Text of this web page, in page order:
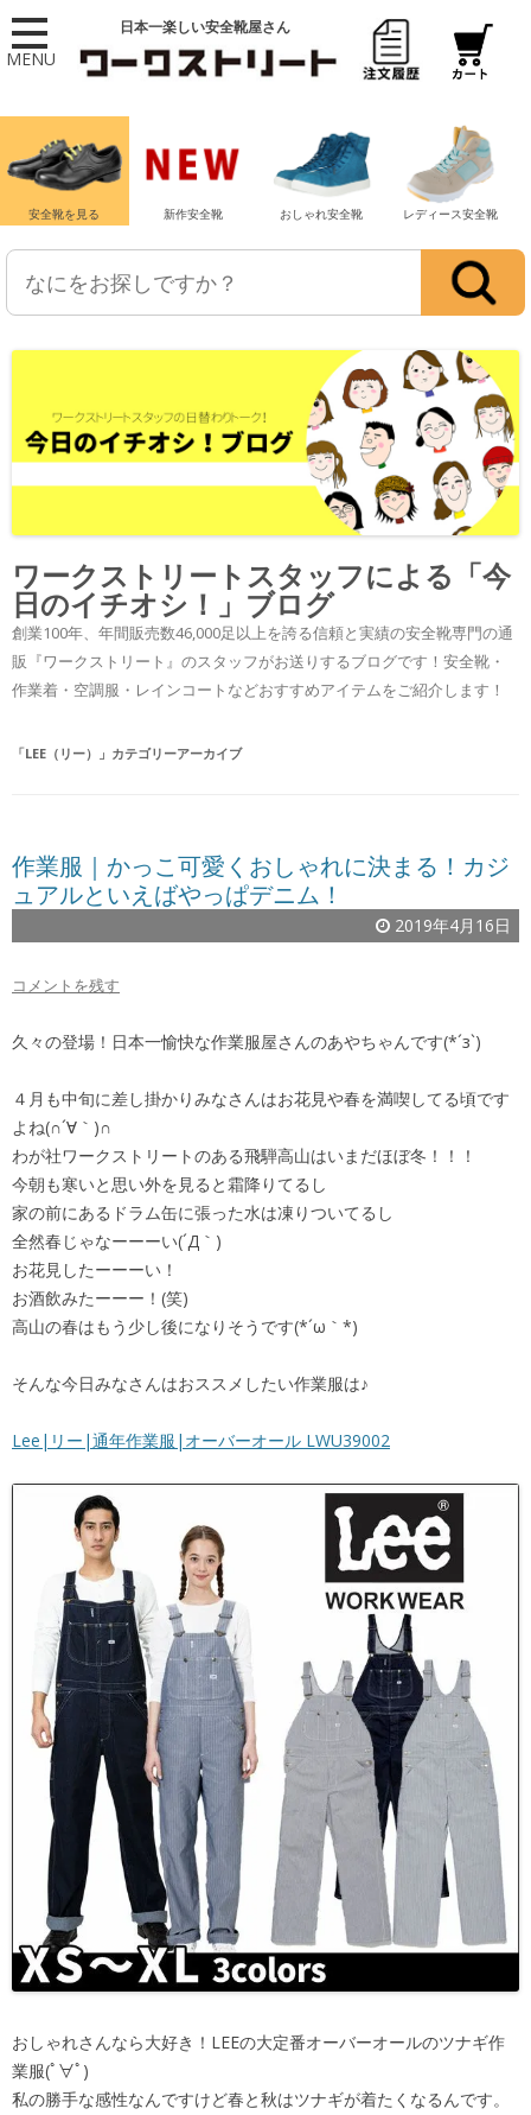
MENU
日本一楽しい安全靴屋さん
安全靴を見る 新作安全靴 おしゃれ安全靴 レディース安全靴
ワークストリートスタッフによる「今
日のイチオシ！」ブログ
創業100年、年間販売数46,000足以上を誇る信頼と実績の安全靴専門の通
販『ワークストリート』のスタッフがお送りするブログです！安全靴・
作業着・空調服・レインコートなどおすすめアイテムをご紹介します！
「LEE（リー） 」カテゴリーアーカイブ
作業服｜かっこ可愛くおしゃれに決まる！カジ
ュアルといえばやっぱデニム！
2019年4月16日
コメントを残す
久々の登場！日本一愉快な作業服屋さんのあやちゃんです(*´з`)
４月も中旬に差し掛かりみなさんはお花見や春を満喫してる頃です
よね(∩´∀｀)∩
わが社ワークストリートのある飛騨高山はいまだほぼ冬！！！
今朝も寒いと思い外を見ると霜降りてるし
家の前にあるドラム缶に張った水は凍りついてるし
全然春じゃなーーーい(´Д｀)
お花見したーーーい！
お酒飲みたーーー！(笑)
高山の春はもう少し後になりそうです(*´ω｀*)
そんな今日みなさんはおススメしたい作業服は♪
Lee|リー|通年作業服|オーバーオール LWU39002
おしゃれさんなら大好き！LEEの大定番オーバーオールのツナギ作
業服(ﾟ∀ﾟ)
私の勝手な感性なんですけど春と秋はツナギが着たくなるんです。